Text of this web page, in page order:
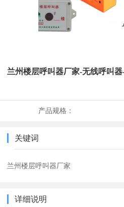
兰州楼层呼叫器厂家-无线呼叫
产品规格：
关键词
兰州楼层呼叫器厂家
详细说明